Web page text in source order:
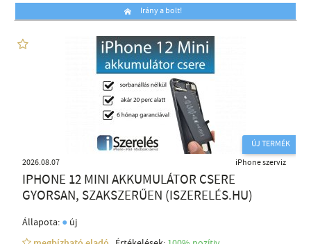
Irány a bolt!
ÚJ TERMÉK
2026.08.07
iPhone szerviz
IPHONE 12 MINI AKKUMULÁTOR CSERE
GYORSAN, SZAKSZERŰEN (ISZERELÉS.HU)
Állapota: ● új